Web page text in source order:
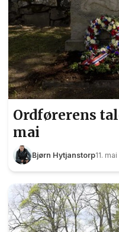
Ordførerens
mai
Bjørn Hytjanstorp11.